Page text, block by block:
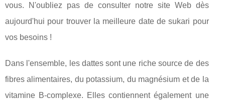
vous. N'oubliez pas de consulter notre site Web dès
aujourd'hui pour trouver la meilleure date de sukari pour
vos besoins !
Dans l'ensemble, les dattes sont une riche source de des
fibres alimentaires, du potassium, du magnésium et de la
vitamine B-complexe. Elles contiennent également une